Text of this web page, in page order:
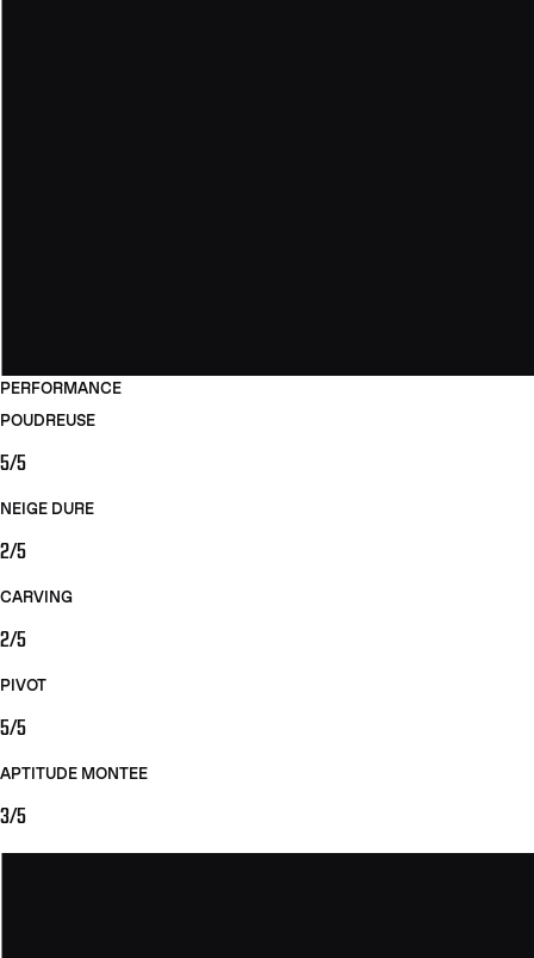
PERFORMANCE
POUDREUSE
5/5
NEIGE DURE
2/5
CARVING
2/5
PIVOT
5/5
APTITUDE MONTEE
3/5